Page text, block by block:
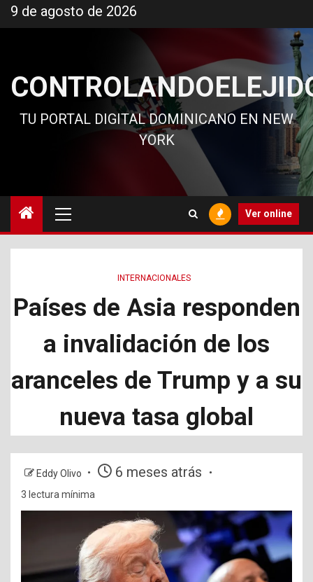
al
9 de agosto de 2026
TU PORTAL DIGITAL DOMINICANO EN NEW
YORK
principal
Ver online
INTERNACIONALES
Países de Asia responden
a invalidación de los
aranceles de Trump y a su
nueva tasa global
Eddy Olivo 6 meses atrás
3 lectura mínima